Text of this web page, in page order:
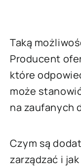
Taką
Producent
które
może
na zaufanych
Czym są
zarządzać i